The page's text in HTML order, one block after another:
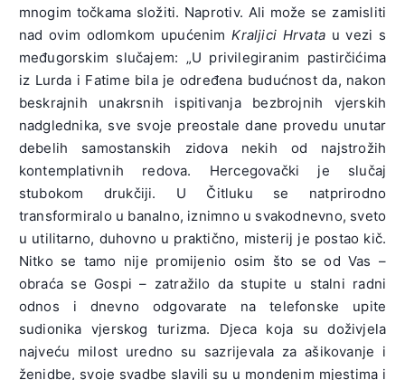
mnogim točkama složiti. Naprotiv. Ali može se zamisliti
nad ovim odlomkom upućenimKraljici Hrvatau vezi s
međugorskim slučajem: „U privilegiranim pastirčićima
iz Lurda i Fatime bila je određena budućnost da, nakon
beskrajnih unakrsnih ispitivanja bezbrojnih vjerskih
nadglednika, sve svoje preostale dane provedu unutar
debelih samostanskih zidova nekih od najstrožih
kontemplativnih redova. Hercegovački je slučaj
stubokom drukčiji. U Čitluku se natprirodno
transformiralo u banalno, iznimno u svakodnevno, sveto
u utilitarno, duhovno u praktično, misterij je postao kič.
Nitko se tamo nije promijenio osim što se od Vas –
obraća se Gospi – zatražilo da stupite u stalni radni
odnos i dnevno odgovarate na telefonske upite
sudionika vjerskog turizma. Djeca koja su doživjela
najveću milost uredno su sazrijevala za ašikovanje i
ženidbe, svoje svadbe slavili su u mondenim mjestima i